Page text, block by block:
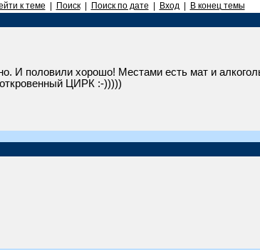
к теме Поиск| Поиск по дате Вход| В конец темы
И половили хорошо! Местами есть мат и
ЦИРК :-)))))